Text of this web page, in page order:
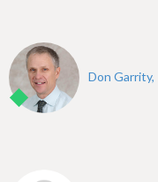
Don Garrity,